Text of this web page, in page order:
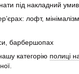
під накладний
лофт,
барбершопах
категорію полиці